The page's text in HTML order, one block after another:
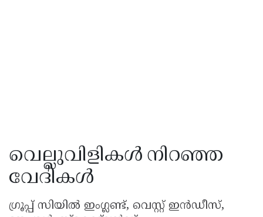
വെല്ലുവിളികൾ നിറഞ്ഞ
വേദികൾ
ഗ്രൂപ്പ് സിയിൽ ഇംഗ്ലണ്ട്, വെസ്റ്റ് ഇൻഡീസ്,